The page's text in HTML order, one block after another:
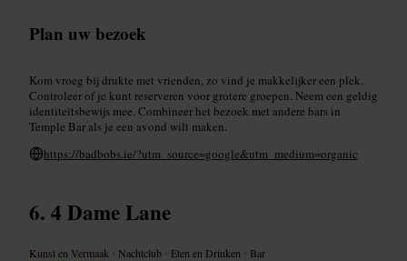
Plan uw bezoek
Kom vroeg bij drukte met vrienden, zo vind je makkelijker een plek.
Controleer of je kunt reserveren voor grotere groepen. Neem een geldig
identiteitsbewijs mee. Combineer het bezoek met andere bars in
Temple Bar als je een avond wilt maken.
https://badbobs.ie/?utm_source=google&utm_medium=organic
4 Dame Lane
Kunst en Vermaak • Nachtclub • Eten en Drinken • Bar